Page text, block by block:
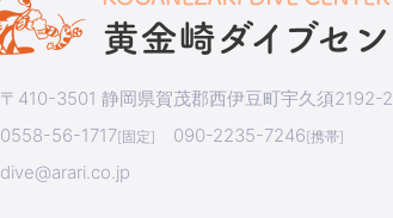
〒410-3501 静岡県賀茂郡西伊豆町宇久須2192-2
0558-56-1717[固定] 090-2235-7246[携帯]
dive@arari.co.jp